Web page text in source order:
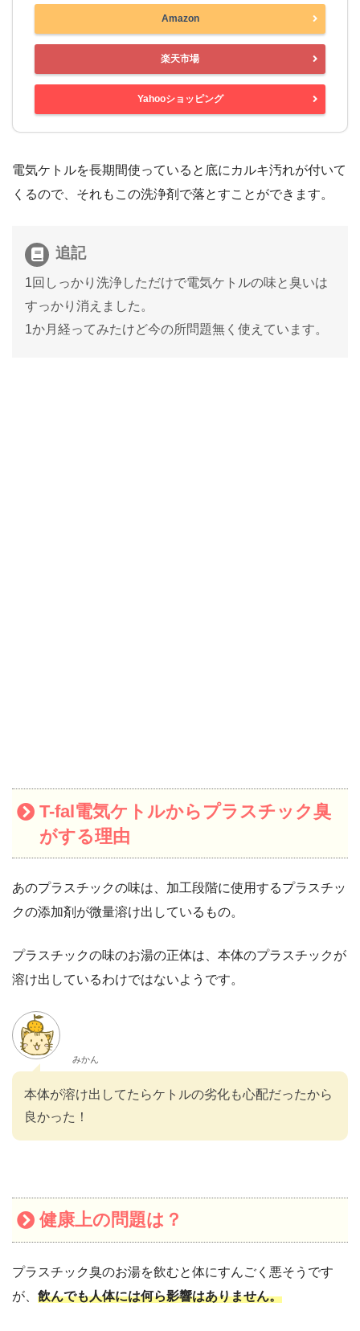
Amazon
楽天市場
Yahooショッピング
電気ケトルを長期間使っていると底にカルキ汚れが付いて
くるので、それもこの洗浄剤で落とすことができます。
追記
1回しっかり洗浄しただけで電気ケトルの味と臭いは
すっかり消えました。
1か月経ってみたけど今の所問題無く使えています。
T-fal電気ケトルからプラスチック臭
がする理由
あのプラスチックの味は、加工段階に使用するプラスチッ
クの添加剤が微量溶け出しているもの。
プラスチックの味のお湯の正体は、本体のプラスチックが
溶け出しているわけではないようです。
みかん
本体が溶け出してたらケトルの劣化も心配だったから
良かった！
健康上の問題は？
プラスチック臭のお湯を飲むと体にすんごく悪そうです
が、 飲んでも人体には何ら影響はありません。